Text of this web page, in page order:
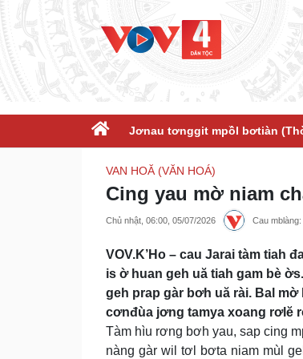
Jơnau tơnggit mpồl bơtiàn
VAN HOĂ (VĂN HOÁ)
Cing yau mờ niam
Chủ nhật, 06:00, 05/07/2026 Cau
VOV.K’Ho – cau Jarai tàm tiah
is ờ huan geh uă tiah gam bè
geh prap gàr bơh uă rài. Bal
cơnđùa jơng tamya xoang rơlĕ
Tàm hìu rơng bơh yau, sap cing
nàng gàr wil tơl bơta niam mùl